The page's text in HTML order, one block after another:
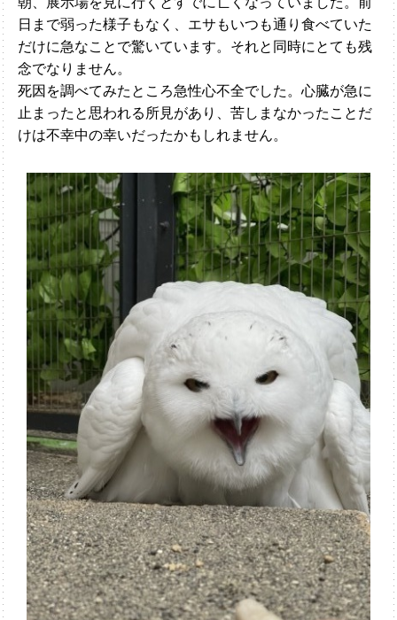
日まで弱った様子もなく、エサもいつも通り食べていた
だけに急なことで驚いています。それと同時にとても残
念でなりません。
死因を調べてみたところ急性心不全でした。心臓が急に
止まったと思われる所見があり、苦しまなかったことだ
けは不幸中の幸いだったかもしれません。